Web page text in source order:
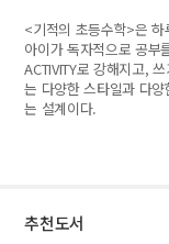
<기적의 초등수학>은
아이가 독자적으로 공부
ACTIVITY로 강해지고,
는 다양한 스타일과 다
는 설계이다.
추천도서